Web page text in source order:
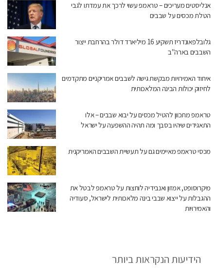
אנליסטים מעריכים – טראמפ עשוי לרכך את עמדתו לגבי
הטלת מכסים על שבבים
גלובלפאונדריז תשקיע 16 מיליארד דולר בהרחבת ייצור
השבבים בארה"ב
איחוד האמירויות מבקשת גישה לשבבים אמריקניים מתקדמים
לחיזוק יכולות הבינה המלאכותית
טראמפ מתכוון להטיל מכסים על יבוא שבבים – אלו
התאגידים שיהיו בסבך ומה תהיה ההשפעה על ישראל
מכסי טראמפ מאיימים גם על תעשיית השבבים האמריקנית
מיקרוסופט, אמזון ואנבידיה לוחצות על טראמפ לבטל את
ההגבלות על ייצוא שבבי בינה מלאכותית לישראל, סעודיה
והאמירויות
הידיעות הנקראות ביותר